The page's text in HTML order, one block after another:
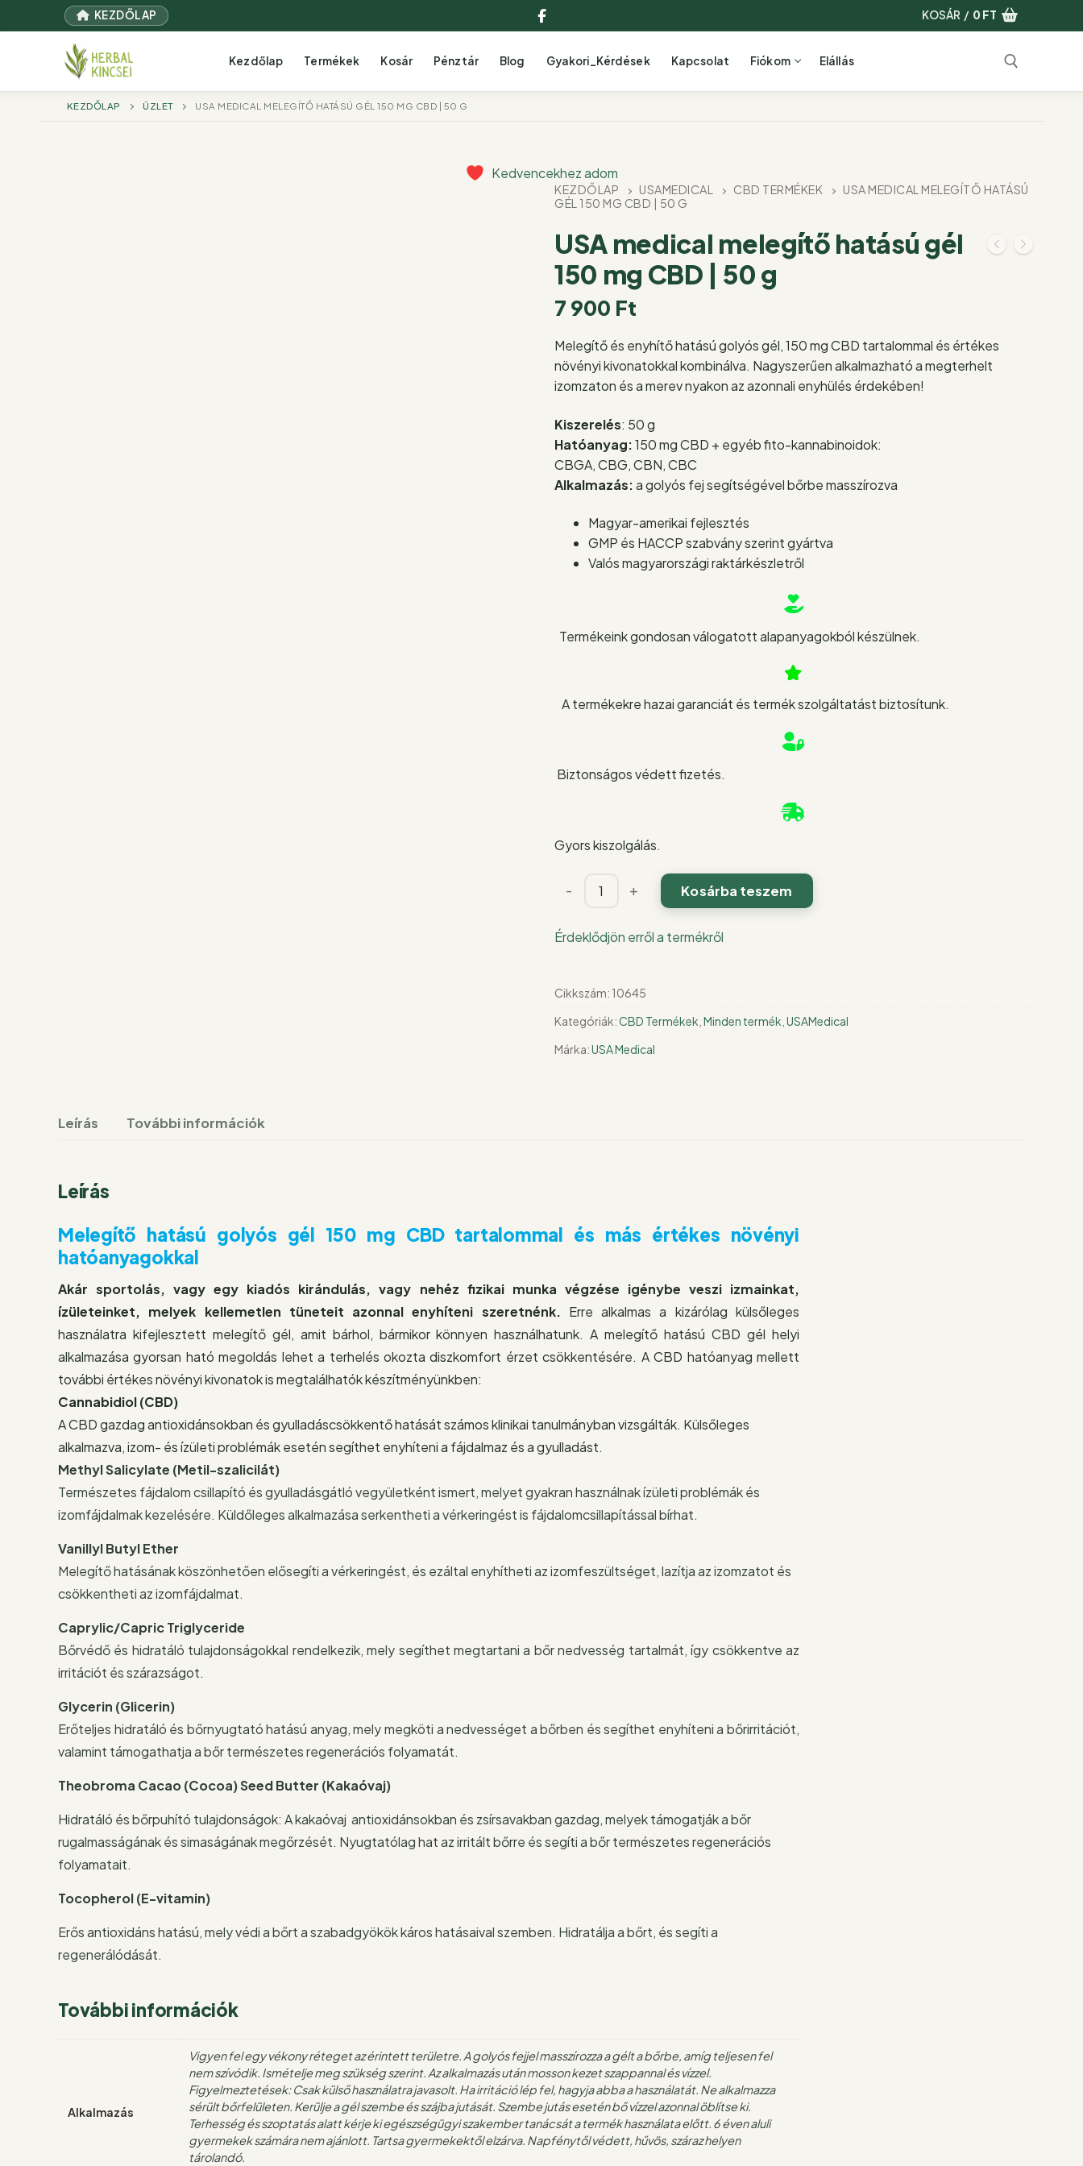
a
KEZDŐLAP
Facebook
KOSÁR / 0 FT
Kezdőlap Termékek Kosár Pénztár Blog Gyakori_Kérdések Kapcsolat Fiókom Elállás
KEZDŐLAP ÜZLET USA MEDICAL MELEGÍTŐ HATÁSÚ GÉL 150 MG CBD | 50 G
Kedvencekhez adom
KEZDŐLAP USAMEDICAL CBD TERMÉKEK
USA MEDICAL MELEGÍTŐ HATÁSÚ
GÉL 150 MG CBD | 50 G
USA medical melegítő hatású gél
150 mg CBD | 50 g
7 900 Ft
Melegítő és enyhítő hatású golyós gél, 150 mg CBD tartalommal és értékes
növényi kivonatokkal kombinálva. Nagyszerűen alkalmazható a megterhelt
izomzaton és a merev nyakon az azonnali enyhülés érdekében!
Kiszerelés: 50 g
Hatóanyag:150 mg CBD + egyéb fito-kannabinoidok:
CBGA, CBG, CBN, CBC
Alkalmazás:a golyós fej segítségével bőrbe masszírozva
Magyar-amerikai fejlesztés
GMP és HACCP szabvány szerint gyártva
Valós magyarországi raktárkészletről
Termékeink gondosan válogatott alapanyagokból készülnek.
A termékekre hazai garanciát és termék szolgáltatást biztosítunk.
Biztonságos védett fizetés.
Gyors kiszolgálás.
hatású
mg
CBD
|
- + Kosárba teszem
Érdeklődjön erről a termékről
Cikkszám: 10645
Kategóriák:CBD Termékek Minden termék USAMedical
Márka:USA Medical
Leírás További információk
Leírás
Melegítő hatású golyós gél 150 mg CBD tartalommal és más értékes növényi
hatóanyagokkal
Akár sportolás, vagy egy kiadós kirándulás, vagy nehéz fizikai munka végzése igénybe veszi izmainkat,
ízületeinket, melyek kellemetlen tüneteit azonnal enyhíteni szeretnénk. Erre alkalmas a kizárólag külsőleges
használatra kifejlesztett melegítő gél, amit bárhol, bármikor könnyen használhatunk. A melegítő hatású CBD gél helyi
alkalmazása gyorsan ható megoldás lehet a terhelés okozta diszkomfort érzet csökkentésére. A CBD hatóanyag mellett
további értékes növényi kivonatok is megtalálhatók készítményünkben:
Cannabidiol (CBD)
A CBD gazdag antioxidánsokban és gyulladáscsökkentő hatását számos klinikai tanulmányban vizsgálták. Külsőleges
alkalmazva, izom- és ízületi problémák esetén segíthet enyhíteni a fájdalmaz és a gyulladást.
Methyl Salicylate (Metil-szalicilát)
Természetes fájdalom csillapító és gyulladásgátló vegyületként ismert, melyet gyakran használnak ízületi problémák és
izomfájdalmak kezelésére. Küldőleges alkalmazása serkentheti a vérkeringést is fájdalomcsillapítással bírhat.
Vanillyl Butyl Ether
Melegítő hatásának köszönhetően elősegíti a vérkeringést, és ezáltal enyhítheti az izomfeszültséget, lazítja az izomzatot és
csökkentheti az izomfájdalmat.
Caprylic/Capric Triglyceride
Bőrvédő és hidratáló tulajdonságokkal rendelkezik, mely segíthet megtartani a bőr nedvesség tartalmát, így csökkentve az
irritációt és szárazságot.
Glycerin (Glicerin)
Erőteljes hidratáló és bőrnyugtató hatású anyag, mely megköti a nedvességet a bőrben és segíthet enyhíteni a bőrirritációt,
valamint támogathatja a bőr természetes regenerációs folyamatát.
Theobroma Cacao (Cocoa) Seed Butter (Kakaóvaj)
Hidratáló és bőrpuhító tulajdonságok: A kakaóvaj antioxidánsokban és zsírsavakban gazdag, melyek támogatják a bőr
rugalmasságának és simaságának megőrzését. Nyugtatólag hat az irritált bőrre és segíti a bőr természetes regenerációs
folyamatait.
Tocopherol (E-vitamin)
Erős antioxidáns hatású, mely védi a bőrt a szabadgyökök káros hatásaival szemben. Hidratálja a bőrt, és segíti a
regenerálódását.
További információk
Alkalmazás
Vigyen fel egy vékony réteget az érintett területre. A golyós fejjel masszírozza a gélt a bőrbe, amíg teljesen fel
nem szívódik. Ismételje meg szükség szerint. Az alkalmazás után mosson kezet szappannal és vízzel.
Figyelmeztetések: Csak külső használatra javasolt. Ha irritáció lép fel, hagyja abba a használatát. Ne alkalmazza
sérült bőrfelületen. Kerülje a gél szembe és szájba jutását. Szembe jutás esetén bő vízzel azonnal öblítse ki.
Terhesség és szoptatás alatt kérje ki egészségügyi szakember tanácsát a termék használata előtt. 6 éven aluli
gyermekek számára nem ajánlott. Tartsa gyermekektől elzárva. Napfénytől védett, hűvös, száraz helyen
tárolandó.